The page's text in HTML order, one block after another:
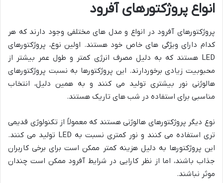
انواع پروژکتورهای آفرود
پروژکتورهای آفرود در انواع و مدل های مختلفی وجود دارند که هر
کدام دارای ویژگی های خاص خود هستند. اولین نوع، پروژکتورهای
LED هستند که به دلیل مصرف انرژی کمتر و طول عمر بیشتر از
محبوبیت زیادی برخوردارند. این پروژکتورها به نسبت پروژکتورهای
هالوژنی نور بیشتری تولید می کنند و به همین دلیل، انتخاب
مناسبی برای استفاده در شب های تاریک هستند.
نوع دیگر پروژکتورهای هالوژنی هستند که معمولاً از تکنولوژی قدیمی
تری استفاده می کنند و نور کمتری نسبت به LED تولید می کنند.
این پروژکتورها به دلیل هزینه کمتر ممکن است برای برخی کاربران
جذاب باشند، اما از نظر کارایی در شرایط آفرود ممکن است چندان
موثر نباشند.